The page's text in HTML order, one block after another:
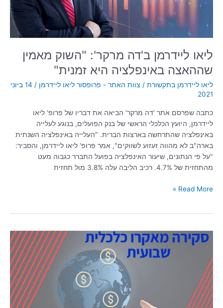
ליאו ליידרמן ב'דה מרקר': "השוק מאמין
שההאצה באינפלציה היא זמנית"
ליאו ליידרמן בתקשורת / צוות האתר - פרופסור ליאו ליידרמן /
14 ביוני
2021
כתבה שפרסם אתר 'דה מרקר' הביאה את דבריו של פרופ' ליאו
ליידרמן, היועץ הכלכלי הראשי של בנק הפועלים, בנוגע לעלייה
באינפלציה שהתרחשה בארצות הברית. "העלייה באינפלציה השנתית
בארה"ב לא מהווה זעזוע לשווקים", אמר פרופ' ליאו ליידרמן, והסביר:
"על פי הנתונים, שיעור האינפלציה בפועל התברר כגבוה מעט
מהתחזית של 4.7%. רכיב הליבה עלה 3.8% מול תחזית
באינפלציה
זמנית"
Read More »
סקירה
שבועית
06/01/2021
|
סיום
מוצלח
לשנת